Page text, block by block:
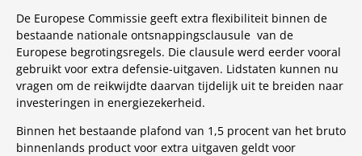
De Europese Commissie geeft extra flexibiliteit binnen de
bestaande nationale ontsnappingsclausule van de
Europese begrotingsregels. Die clausule werd eerder vooral
gebruikt voor extra defensie-uitgaven. Lidstaten kunnen nu
vragen om de reikwijdte daarvan tijdelijk uit te breiden naar
investeringen in energiezekerheid.
Binnen het bestaande plafond van 1,5 procent van het bruto
binnenlands product voor extra uitgaven geldt voor